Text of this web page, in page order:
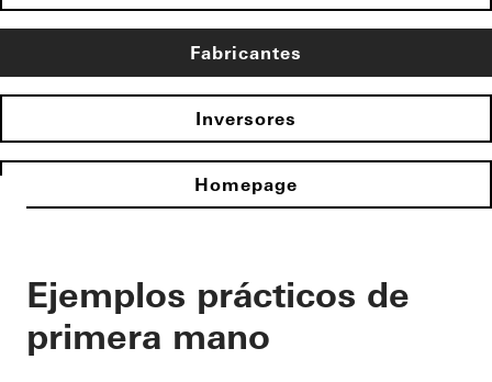
Fabricantes
Inversores
Homepage
Ejemplos prácticos de
primera mano